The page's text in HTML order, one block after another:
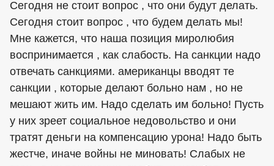
Сегодня не стоит вопрос , что они будут делать.
Сегодня стоит вопрос , что будем делать мы!
Мне кажется, что наша позиция миролюбия
воспринимается , как слабость. На санкции надо
отвечать санкциями. американцы вводят те
санкции , которые делают больно нам , но не
мешают жить им. Надо сделать им больно! Пусть
у них зреет социальное недовольство и они
тратят деньги на компенсацию урона! Надо быть
жестче, иначе войны не миновать! Слабых не